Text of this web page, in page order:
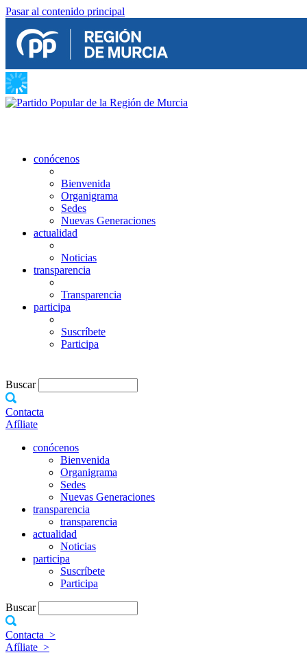
Pasar al contenido principal
conócenos
Bienvenida
Organigrama
Sedes
Nuevas Generaciones
actualidad
Noticias
transparencia
Transparencia
participa
Suscríbete
Participa
Buscar
Contacta
Afíliate
conócenos
Bienvenida
Organigrama
Sedes
Nuevas Generaciones
transparencia
transparencia
actualidad
Noticias
participa
Suscríbete
Participa
Buscar
Contacta >
Afíliate >